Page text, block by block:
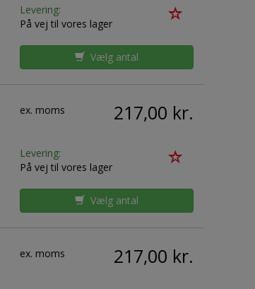
Levering:
På vej til vores lager
Vælg antal
ex. moms 217,00 kr.
Levering:
På vej til vores lager
Vælg antal
ex. moms 217,00 kr.